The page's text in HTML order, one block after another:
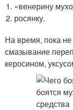
«венерину
росянку.
На время, пока
смазывание
керосином,